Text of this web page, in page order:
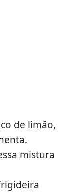
de limão,
mistura